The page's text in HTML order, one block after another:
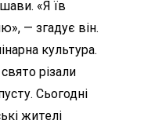
«Я їв
— згадує він.
культура.
різали
Сьогодні
жителі